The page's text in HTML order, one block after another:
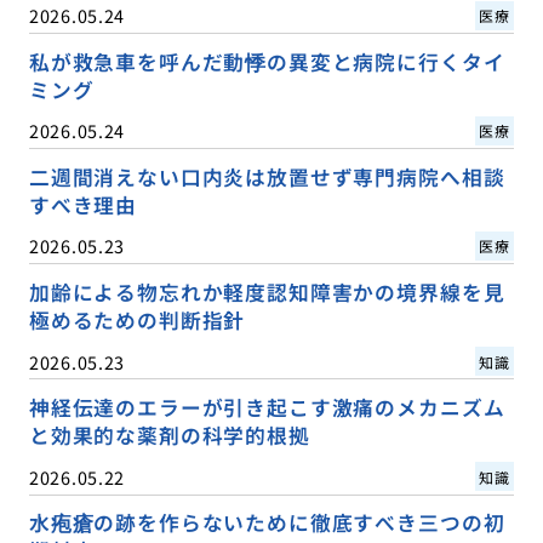
2026.05.24 医療
私が救急車を呼んだ動悸の異変と病院に行くタイ
ミング
2026.05.24 医療
二週間消えない口内炎は放置せず専門病院へ相談
すべき理由
2026.05.23 医療
加齢による物忘れか軽度認知障害かの境界線を見
極めるための判断指針
2026.05.23 知識
神経伝達のエラーが引き起こす激痛のメカニズム
と効果的な薬剤の科学的根拠
2026.05.22 知識
水疱瘡の跡を作らないために徹底すべき三つの初